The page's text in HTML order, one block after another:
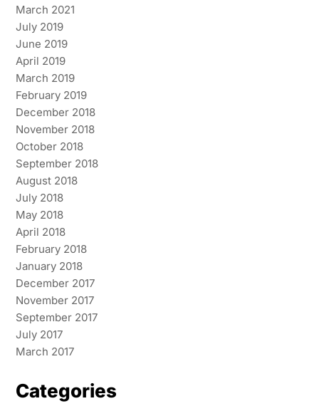
March 2021
July 2019
June 2019
April 2019
March 2019
February 2019
December 2018
November 2018
October 2018
September 2018
August 2018
July 2018
May 2018
April 2018
February 2018
January 2018
December 2017
November 2017
September 2017
July 2017
March 2017
Categories